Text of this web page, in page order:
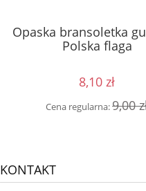
Opaska bransoletka
Polska flaga
8,10 zł
Cena regularna:9,00
KONTAKT